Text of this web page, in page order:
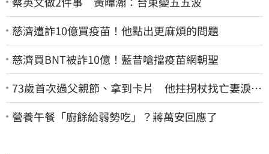
慈濟遭詐10億買疫苗！他點出更麻煩的問題
慈濟買BNT被詐10億！藍昔嗆擋疫苗網朝聖
73歲首次過父親節、拿到卡片 他拄拐杖找亡妻淚：
今天好多人來幫我慶祝
營養午餐「廚餘給弱勢吃」？蔣萬安回應了